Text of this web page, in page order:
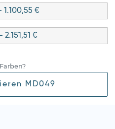
1.100,55 €
2.151,51 €
MD049